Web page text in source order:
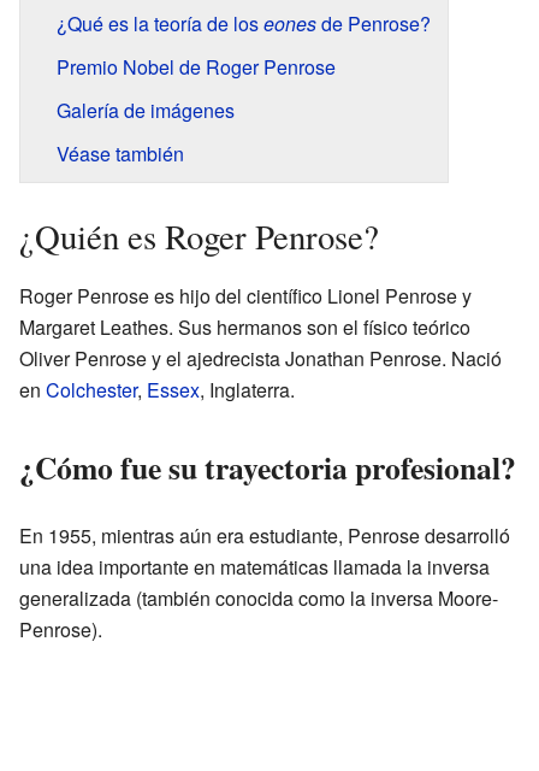
¿Qué es la teoría de loseonesde Penrose?
Premio Nobel de Roger Penrose
Galería de imágenes
Véase también
¿Quién es Roger Penrose?
Roger Penrose es hijo del científico Lionel Penrose y
Margaret Leathes. Sus hermanos son el físico teórico
Oliver Penrose y el ajedrecista Jonathan Penrose. Nació
en Colchester, Essex, Inglaterra.
¿Cómo fue su trayectoria profesional?
En 1955, mientras aún era estudiante, Penrose desarrolló
una idea importante en matemáticas llamada la inversa
generalizada (también conocida como la inversa Moore-
Penrose).